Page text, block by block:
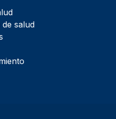
de salud